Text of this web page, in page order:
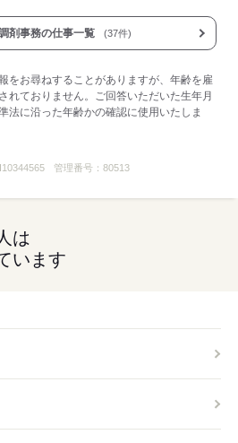
剤事務の仕事一覧 (37件)
をお尋ねすることがありますが、年齢を雇
れておりません。ご回答いただいた生年月
法に沿った年齢かの確認に使用いたしま
管理番号： 80513
は
います